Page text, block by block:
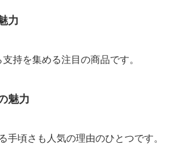
力
持を集める注目の商品です。
魅力
手頃さも人気の理由のひとつです。